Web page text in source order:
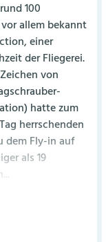
100
allem bekannt
einer
der Fliegerei.
von
hatte zum
herrschenden
dem Fly-in auf
als 19